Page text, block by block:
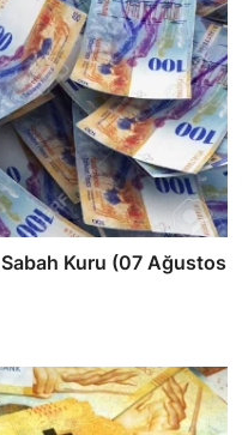
Kuru (07 Ağustos